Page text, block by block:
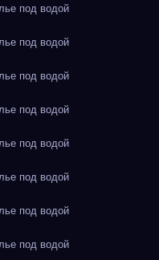
под водой
под водой
под водой
под водой
под водой
под водой
под водой
под водой